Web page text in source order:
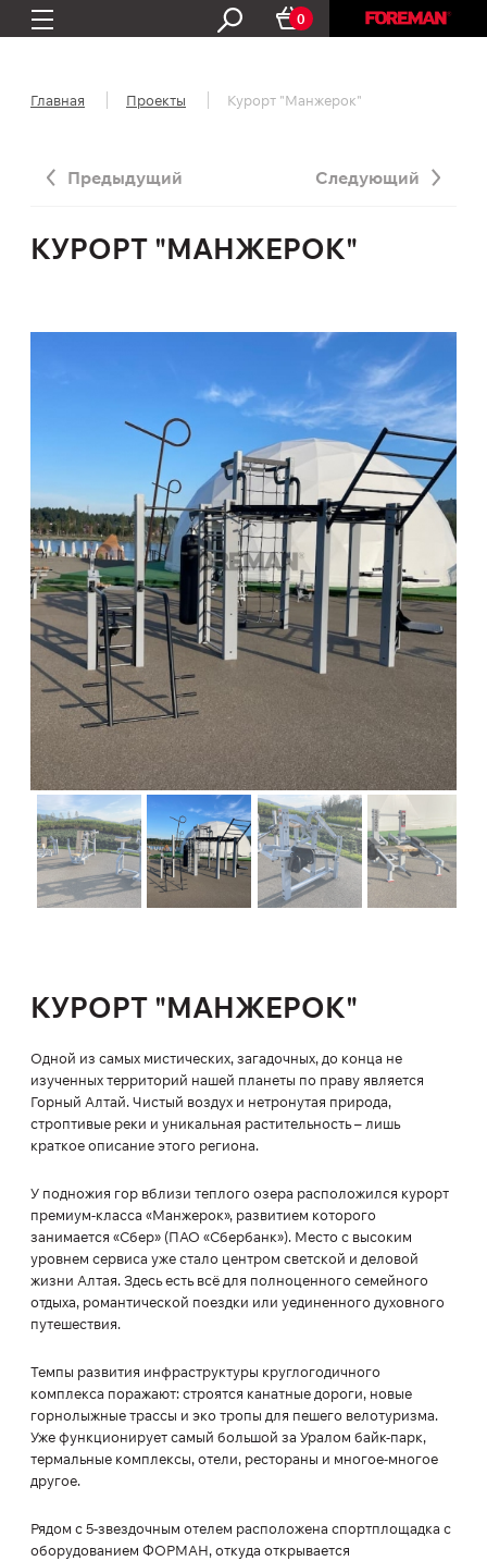
0
Главная Проекты Курорт "Манжерок"
Предыдущий Следующий
КУРОРТ "МАНЖЕРОК"
КУРОРТ "МАНЖЕРОК"
Одной из самых мистических, загадочных, до конца не
изученных территорий нашей планеты по праву является
Горный Алтай. Чистый воздух и нетронутая природа,
строптивые реки и уникальная растительность – лишь
краткое описание этого региона.
У подножия гор вблизи теплого озера расположился курорт
премиум-класса «Манжерок», развитием которого
занимается «Сбер» (ПАО «Сбербанк»). Место с высоким
уровнем сервиса уже стало центром светской и деловой
жизни Алтая. Здесь есть всё для полноценного семейного
отдыха, романтической поездки или уединенного духовного
путешествия.
Темпы развития инфраструктуры круглогодичного
комплекса поражают: строятся канатные дороги, новые
горнолыжные трассы и эко тропы для пешего велотуризма.
Уже функционирует самый большой за Уралом байк-парк,
термальные комплексы, отели, рестораны и многое-многое
другое.
Рядом с 5-звездочным отелем расположена спортплощадка с
оборудованием ФОРМАН, откуда открывается